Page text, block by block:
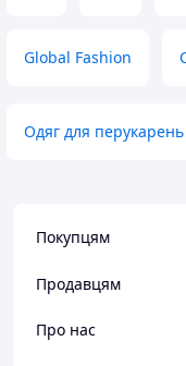
Global Fashion
Одяг для
Покупцям
Продавцям
Про нас